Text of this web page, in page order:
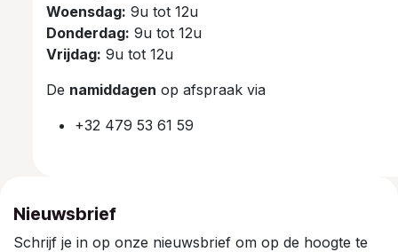
Woensdag: 9u tot 12u
Donderdag: 9u tot 12u
Vrijdag: 9u tot 12u
De namiddagen op afspraak via
+32 479 53 61 59
Nieuwsbrief
Schrijf je in op onze nieuwsbrief om op de hoogte te